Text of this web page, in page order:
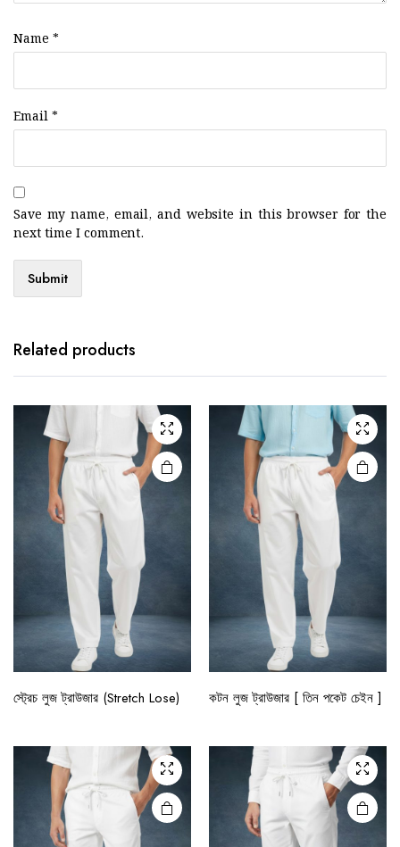
Name *
Email*
Save my name, email, and website in this browser for the
next time I comment.
Related products
স্ট্রেচ লুজ ট্রাউজার (Stretch Lose) কটন লুজ ট্রাউজার [ তিন পকেট চেইন ]